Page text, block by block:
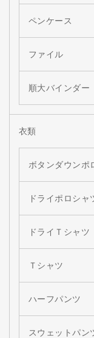
ペンケース
ファイル
順大バインダー
衣類
ボタンダウンポ
ドライポロシャ
ドライＴシャツ
Ｔシャツ
ハーフパンツ
スウェットパン